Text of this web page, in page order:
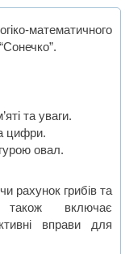
математичного
та уваги.
цифри.
овал.
рахунок грибів та
також включає
вправи для